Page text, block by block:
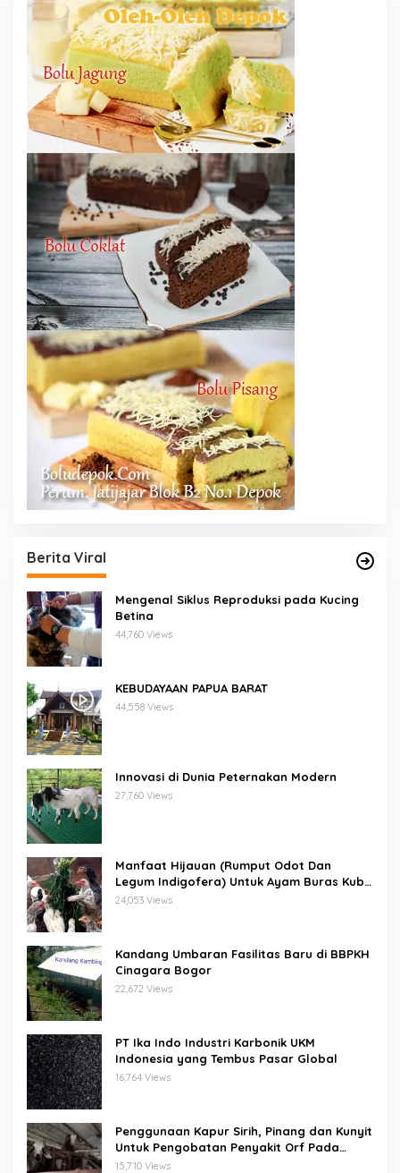
Berita Viral
Mengenal Siklus Reproduksi pada Kucing
Betina
44,760 Views
KEBUDAYAAN PAPUA BARAT
44,558 Views
Innovasi di Dunia Peternakan Modern
27,760 Views
Manfaat Hijauan (Rumput Odot Dan
Legum Indigofera) Untuk Ayam Buras Kub
Dan Sensi
24,053 Views
Kandang Umbaran Fasilitas Baru di BBPKH
Cinagara Bogor
22,672 Views
PT Ika Indo Industri Karbonik UKM
Indonesia yang Tembus Pasar Global
16,764 Views
Penggunaan Kapur Sirih, Pinang dan Kunyit
Untuk Pengobatan Penyakit Orf Pada
Domba/Kambing
15,710 Views